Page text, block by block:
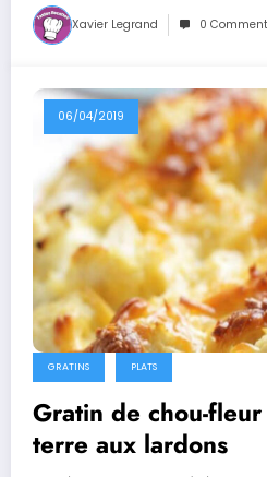
Xavier Legrand 0
06/04/2019
GRATINS PLATS
Gratin de chou-
terre aux lardons